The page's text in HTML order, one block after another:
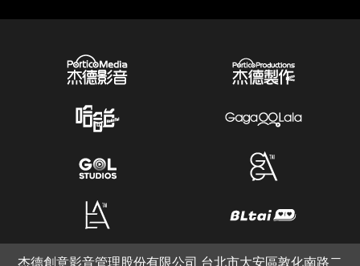
杰德創意影音管理股份有限公司 台北市大安區敦化南路二